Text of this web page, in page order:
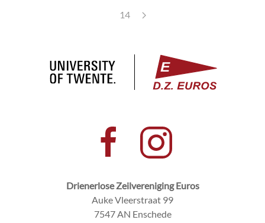
14
Drienerlose Zeilvereniging Euros
Auke Vleerstraat 99
7547 AN Enschede